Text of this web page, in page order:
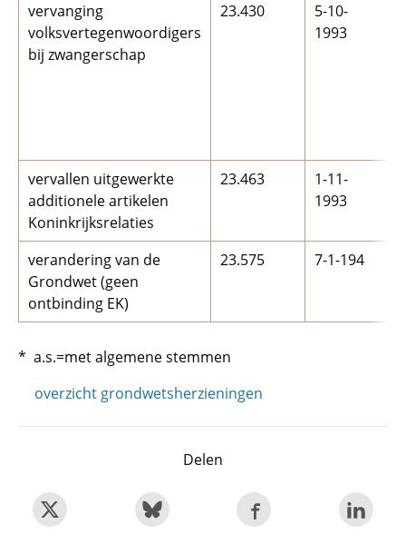
vervanging
volksvertegenwoordigers
bij zwangerschap
23.430
5-10-
1993
vervallen uitgewerkte
additionele artikelen
Koninkrijksrelaties
23.463
1-11-
1993
verandering van de
Grondwet (geen
ontbinding EK)
23.575 7-1-194
* a.s.=met algemene stemmen
overzicht grondwetsherzieningen
Delen